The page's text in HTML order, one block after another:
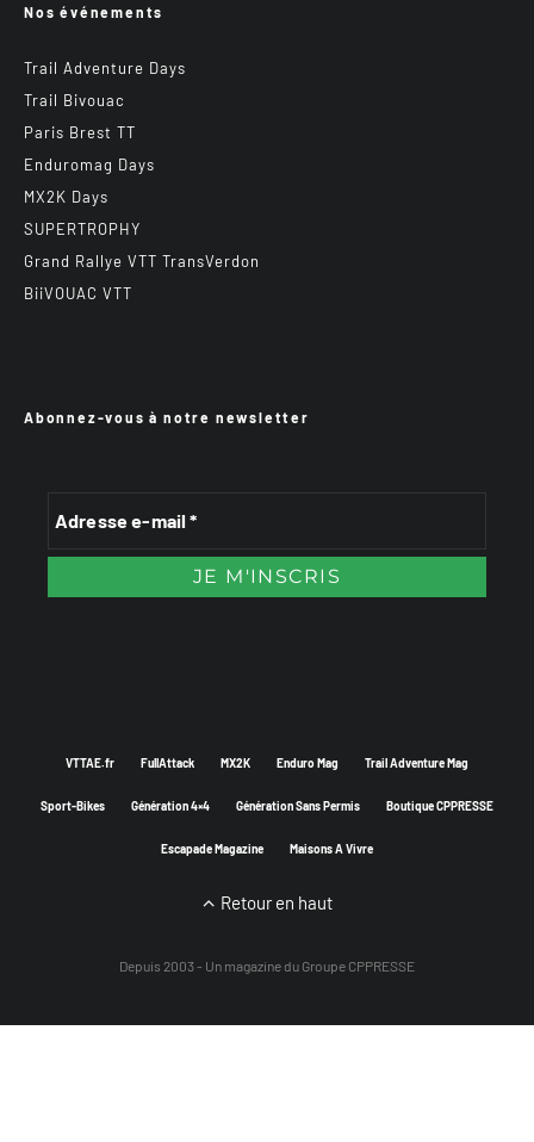
Nos événements
Trail Adventure Days
Trail Bivouac
Paris Brest TT
Enduromag Days
MX2K Days
SUPERTROPHY
Grand Rallye VTT TransVerdon
BiiVOUAC VTT
Abonnez-vous à notre newsletter
VTTAE.fr FullAttack MX2K Enduro Mag Trail Adventure Mag
Sport-Bikes Génération 4×4 Génération Sans Permis Boutique CPPRESSE
Escapade Magazine Maisons A Vivre
Retour en haut
Depuis 2003 - Un magazine du Groupe CPPRESSE